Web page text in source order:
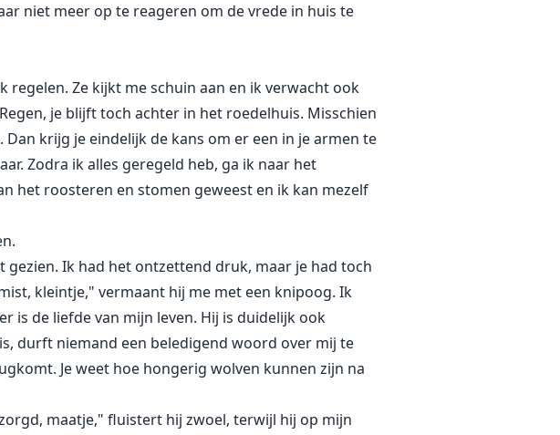
niet meer op te reageren om de vrede in huis te
regelen. Ze kijkt me schuin aan en ik verwacht ook
je blijft toch achter in het roedelhuis. Misschien
krijg je eindelijk de kans om er een in je armen te
Zodra ik alles geregeld heb, ga ik naar het
het roosteren en stomen geweest en ik kan mezelf
gezien. Ik had het ontzettend druk, maar je had toch
kleintje," vermaant hij me met een knipoog. Ik
is de liefde van mijn leven. Hij is duidelijk ook
durft niemand een beledigend woord over mij te
Je weet hoe hongerig wolven kunnen zijn na
maatje," fluistert hij zwoel, terwijl hij op mijn